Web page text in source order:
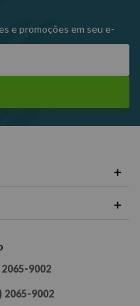
e 1 bits ponta dupla.
0,85
de responsabilidade do
e promoções em seu e-
2065-9002
2065-9002